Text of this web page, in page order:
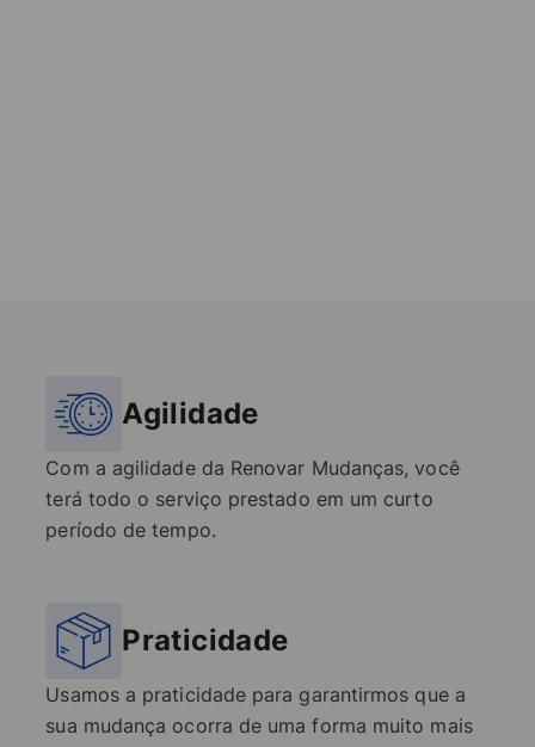
Agilidade
Com a agilidade da Renovar Mudanças, você
terá todo o serviço prestado em um curto
período de tempo.
Praticidade
Usamos a praticidade para garantirmos que a
sua mudança ocorra de uma forma muito mais